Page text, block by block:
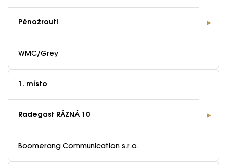
Pěnožrouti
WMC/Grey
1. místo
Radegast RÁZNÁ 10
Boomerang Communication s.r.o.